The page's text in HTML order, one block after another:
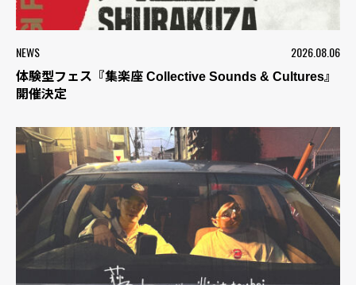
NEWS 2026.08.06
体験型フェス『集楽座 Collective Sounds & Cultures』
開催決定